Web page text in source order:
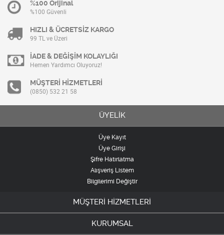
%100 Orijinal
%100 Güvenli
HIZLI & ÜCRETSİZ KARGO
99 TL ve Üzeri
İADE & DEĞİŞİM KOLAYLIĞI
Hemen Yardımcı Oluyoruz!
MÜŞTERİ HİZMETLERİ
(0850) 532 21 58
ÜYELİK
Üye Kayıt
Üye Girişi
Şifre Hatırlatma
Alışveriş Listem
Bilgilerimi Değiştir
MÜŞTERİ HİZMETLERİ
KURUMSAL